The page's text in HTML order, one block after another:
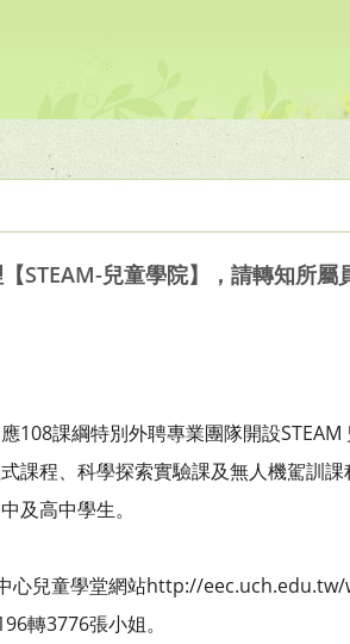
STEAM-兒童學院】，請轉知所屬
108課綱特別外聘專業團隊開設
課程、科學探索實驗課及無人機駕訓課
及高中學生。
心兒童學堂網站http://eec.uch.edu.tw/
轉3776張小姐。